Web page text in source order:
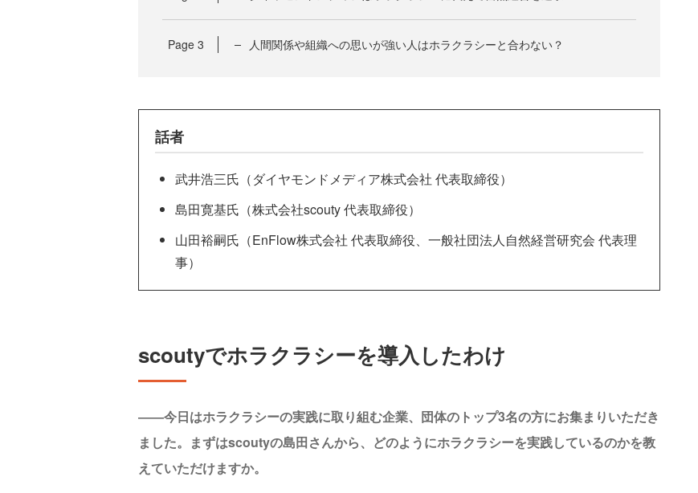
Page 3 人間関係や組織への思いが強い人はホラクラシーと合わない？
話者
武井浩三氏（ダイヤモンドメディア株式会社 代表取締役）
島田寛基氏（株式会社scouty 代表取締役）
山田裕嗣氏（EnFlow株式会社 代表取締役、一般社団法人自然経営研究会 代表理
事）
scoutyでホラクラシーを導入したわけ
――今日はホラクラシーの実践に取り組む企業、団体のトップ3名の方にお集まりいただき
ました。まずはscoutyの島田さんから、どのようにホラクラシーを実践しているのかを教
えていただけますか。